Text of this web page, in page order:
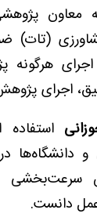
معاون
(تات)
هرگونه
اجرای
دانشگاه‌ها
سرعت‌بخشی
دانست.